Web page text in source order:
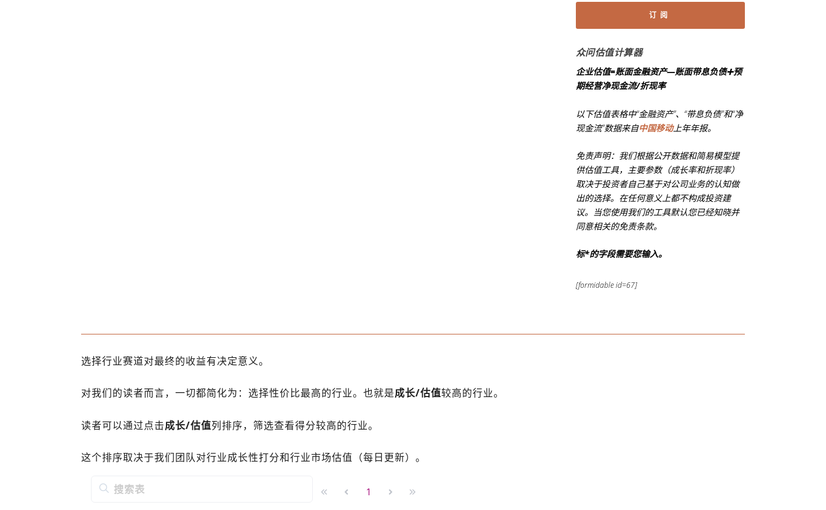
订阅
众问估值计算器
企业估值=账面金融资产—账面带息负债➕预
期经营净现金流/折现率
以下估值表格中“金融资产”、“带息负债”和“净
现金流”数据来自中国移动上年年报。
免责声明：我们根据公开数据和简易模型提
供估值工具，主要参数（成长率和折现率）
取决于投资者自己基于对公司业务的认知做
出的选择。在任何意义上都不构成投资建
议。当您使用我们的工具默认您已经知晓并
同意相关的免责条款。
标*的字段需要您输入。
[formidable id=67]
选择行业赛道对最终的收益有决定意义。
对我们的读者而言，一切都简化为：选择性价比最高的行业。也就是成长/估值较高的行业。
读者可以通过点击成长/估值列排序，筛选查看得分较高的行业。
这个排序取决于我们团队对行业成长性打分和行业市场估值（每日更新）。
1